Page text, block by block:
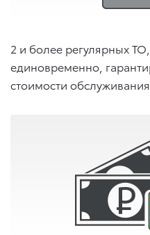
2 и более регулярных
единовременно,
стоимости